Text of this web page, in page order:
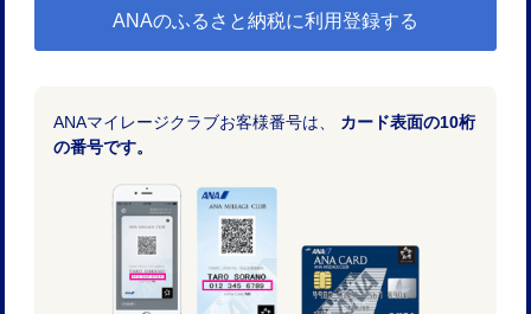
ANAのふるさと納税に利用登録する
ANAマイレージクラブお客様番号は、 カード表面の10桁
の番号です。